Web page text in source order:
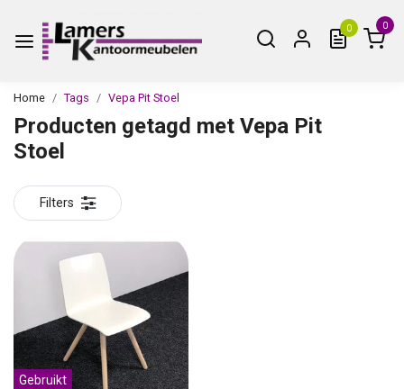
0 0
Home Tags Vepa Pit Stoel
Producten getagd met Vepa Pit
Stoel
Filters
Gebruikt